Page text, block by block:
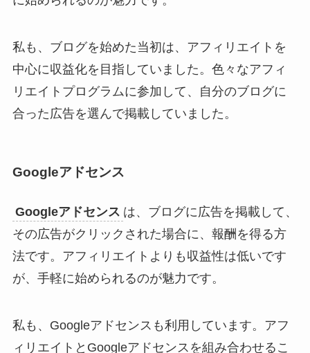
私も、ブログを始めた当初は、アフィリエイトを
中心に収益化を目指していました。色々なアフィ
リエイトプログラムに参加して、自分のブログに
合った広告を選んで掲載していました。
Googleアドセンス
Googleアドセンス は、ブログに広告を掲載して、
その広告がクリックされた場合に、報酬を得る方
法です。アフィリエイトよりも収益性は低いです
が、手軽に始められるのが魅力です。
私も、Googleアドセンスも利用しています。アフ
ィリエイトとGoogleアドセンスを組み合わせるこ